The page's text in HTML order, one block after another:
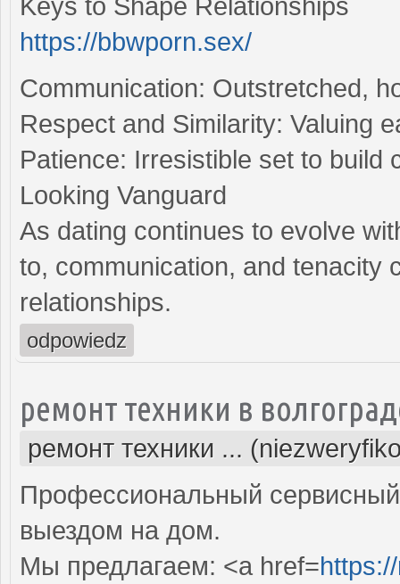
Keys to Shape Relationships
https://bbwporn.sex/
Communication: Outstretched,
Respect and Similarity: Valuing
Patience: Irresistible set to build
Looking Vanguard
As dating continues to evolve
to, communication, and tenacity
relationships.
odpowiedz
ремонт техники в
ремонт техники ...
Профессиональный
выездом на дом.
Мы предлагаем: <a href=